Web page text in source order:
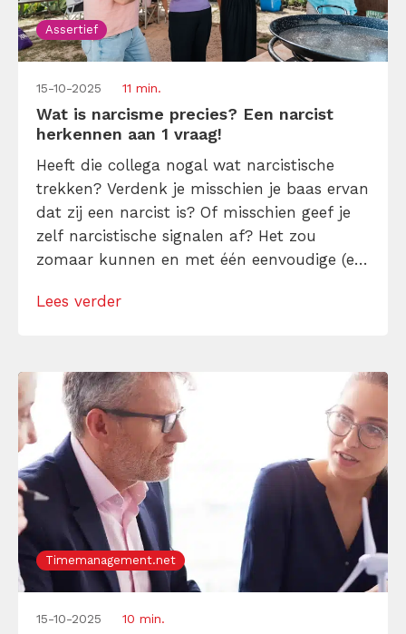
Assertief
15-10-2025 11 min.
Wat is narcisme precies? Een narcist
herkennen aan 1 vraag!
Heeft die collega nogal wat narcistische
trekken? Verdenk je misschien je baas ervan
dat zij een narcist is? Of misschien geef je
zelf narcistische signalen af? Het zou
zomaar kunnen en met één eenvoudige (en
je erachter. Echte narcisten zullen hem
ontmasker de narcisten […]
Lees verder
Timemanagement.net
15-10-2025 10 min.